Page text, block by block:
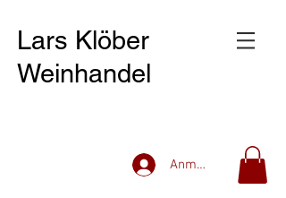
Lars Klöber
Weinhandel
Anmelden